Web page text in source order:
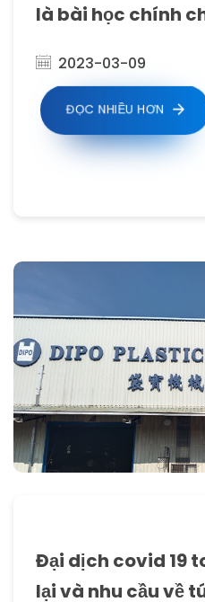
là bài học chính
2023-03-09
ĐỌC NHIỀU HƠN
Đại dịch covid 19
lại và nhu cầu về